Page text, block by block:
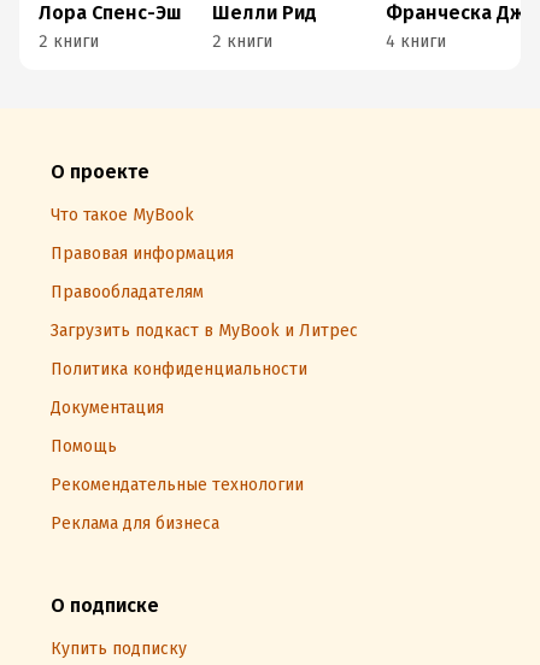
Лора Спенс-Эш
2 книги
Шелли Рид
2 книги 4 книги
О проекте
Что такое MyBook
Правовая информация
Правообладателям
Загрузить подкаст в MyBook и Литрес
Политика конфиденциальности
Документация
Помощь
Рекомендательные технологии
Реклама для бизнеса
О подписке
Купить подписку